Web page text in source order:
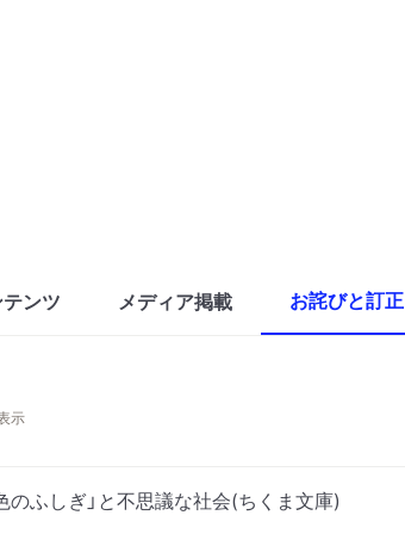
ンツ メディア掲載 お詫びと訂正
示
ふしぎ」と不思議な社会(ちくま文庫)